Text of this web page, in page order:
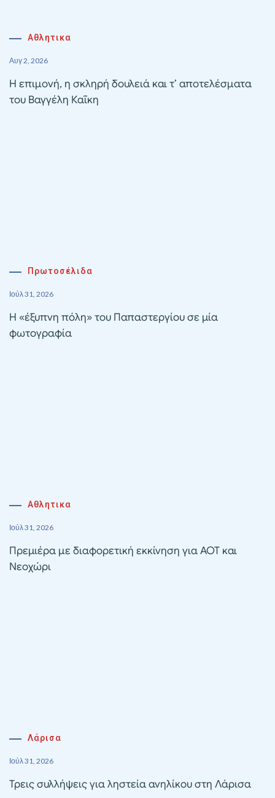
Αθλητικα
Αυγ 2, 2026
Η επιμονή, η σκληρή δουλειά και τ’ αποτελέσματα
του Βαγγέλη Καΐκη
Πρωτοσέλιδα
Ιούλ 31, 2026
Η «έξυπνη πόλη» του Παπαστεργίου σε μία
φωτογραφία
Αθλητικα
Ιούλ 31, 2026
Πρεμιέρα με διαφορετική εκκίνηση για ΑΟΤ και
Νεοχώρι
Λάρισα
Ιούλ 31, 2026
Τρεις συλλήψεις για ληστεία ανηλίκου στη Λάρισα